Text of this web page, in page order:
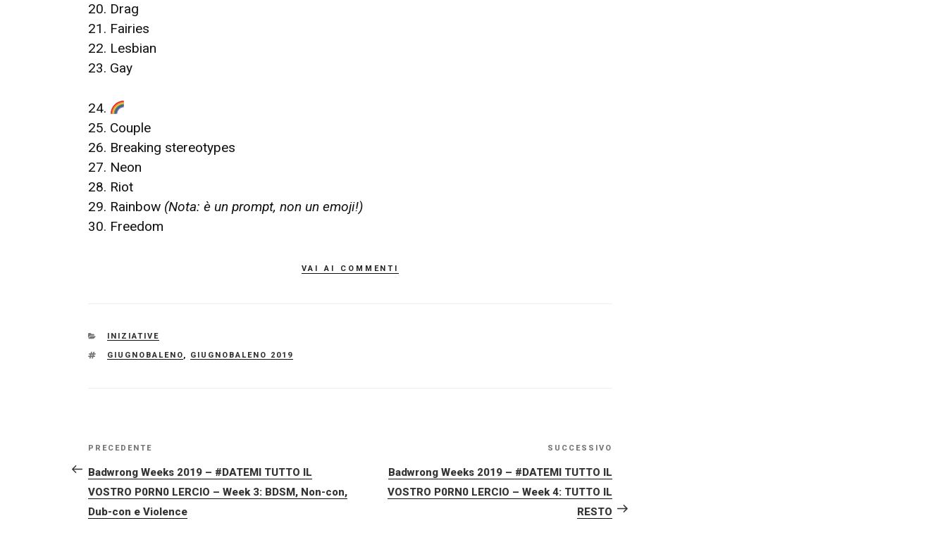
20. Drag
21. Fairies
22. Lesbian
23. Gay
24.
25. Couple
26. Breaking stereotypes
27. Neon
28. Riot
29. Rainbow (Nota: è un prompt, non un emoji!)
30. Freedom
vai ai commenti
CATEGORIE
INIZIATIVE
TAG
GIUGNOBALENO, GIUGNOBALENO 2019
NAVIGAZIONE
ARTICOLI
Articolo
precedente:
PRECEDENTE
Badwrong Weeks 2019 – #DATEMI TUTTO IL
VOSTRO P0RN0 LERCIO – Week 3: BDSM, Non-con,
Dub-con e Violence
successivo
SUCCESSIVO
Badwrong Weeks 2019 – #DATEMI TUTTO IL
VOSTRO P0RN0 LERCIO – Week 4: TUTTO IL
RESTO